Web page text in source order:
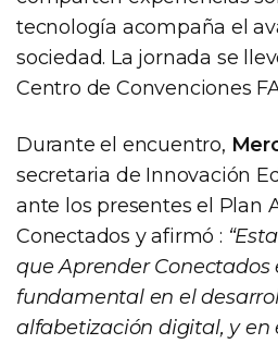
tecnología acompaña el
sociedad. La jornada se
Centro de Convenciones
Durante el encuentro,
secretaria de Innovación
ante los presentes el Plan
Conectados y afirmó :
que Aprender Conectados
fundamental en el
alfabetización digital, y en